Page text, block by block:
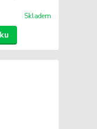
Skladem